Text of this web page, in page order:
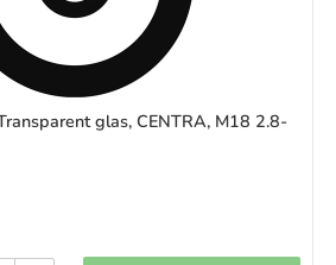
glas, CENTRA, M18 2.8-